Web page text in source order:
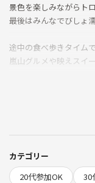
景色を楽しみながらト
最後はみんなでびしょ
途中の食べ歩きタイムで
嵐山グルメや映えスイ
📅日時
8月2日（日）
カテゴリー
20代参加OK
30